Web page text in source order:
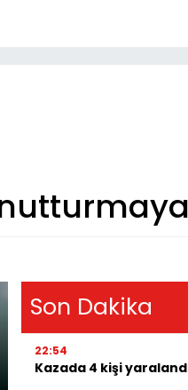
Son Dakika
22:54
Kazada 4 kişi